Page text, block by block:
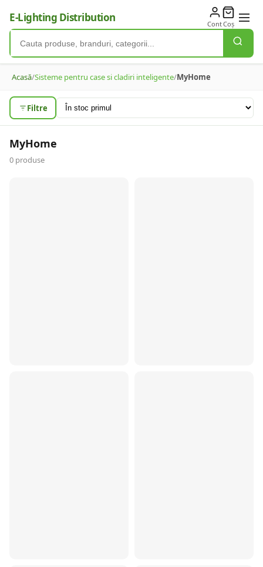
E-Lighting Distribution ContCoș
Acasă/Sisteme pentru case si cladiri inteligente/MyHome
Filtre
MyHome
0 produse